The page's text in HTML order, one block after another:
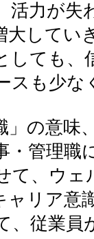
活力が失
大してい
しても、
スも少な
の意味
・管理職
て、ウェ
リア意
、従業員